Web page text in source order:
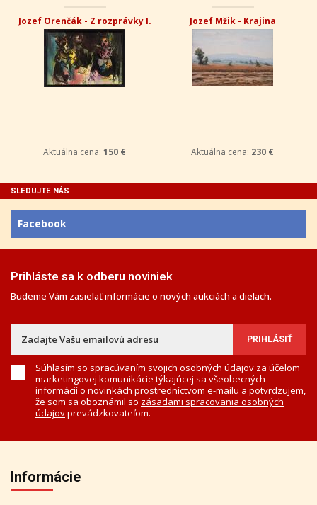
Jozef Orenčák - Z rozprávky I.
Aktuálna cena: 150 €
Jozef Mžik - Krajina
Aktuálna cena: 230 €
SLEDUJTE NÁS
Facebook
Prihláste sa k odberu noviniek
Budeme Vám zasielať informácie o nových aukciách a dielach.
Súhlasím so spracúvaním svojich osobných údajov za účelom
marketingovej komunikácie týkajúcej sa všeobecných
informácií o novinkách prostredníctvom e-mailu a potvrdzujem,
že som sa oboznámil so zásadami spracovania osobných
údajovprevádzkovateľom.
Informácie